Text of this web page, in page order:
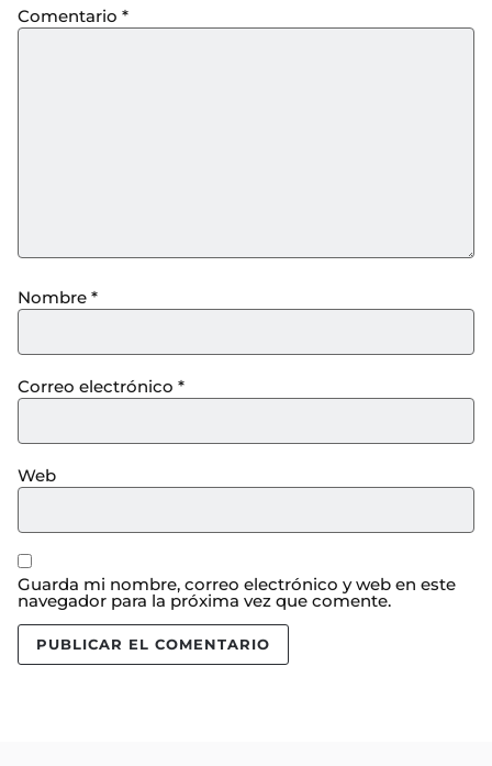
Comentario *
Nombre *
Correo electrónico *
Web
Guarda mi nombre, correo electrónico y web en este
navegador para la próxima vez que comente.